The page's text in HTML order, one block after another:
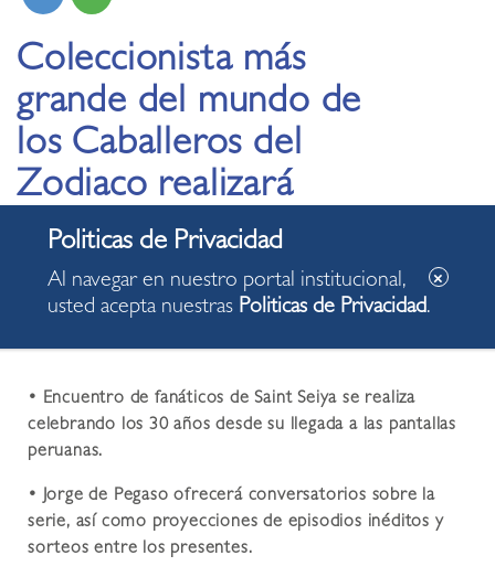
Coleccionista más
grande del mundo de
los Caballeros del
Zodiaco realizará
conferencias en
Miraflores
• Encuentro de fanáticos de Saint Seiya se realiza
celebrando los 30 años desde su llegada a las pantallas
peruanas.
• Jorge de Pegaso ofrecerá conversatorios sobre la
serie, así como proyecciones de episodios inéditos y
sorteos entre los presentes.
Al navegar en nuestro portal institucional,
usted acepta nuestras Politicas de Privacidad.